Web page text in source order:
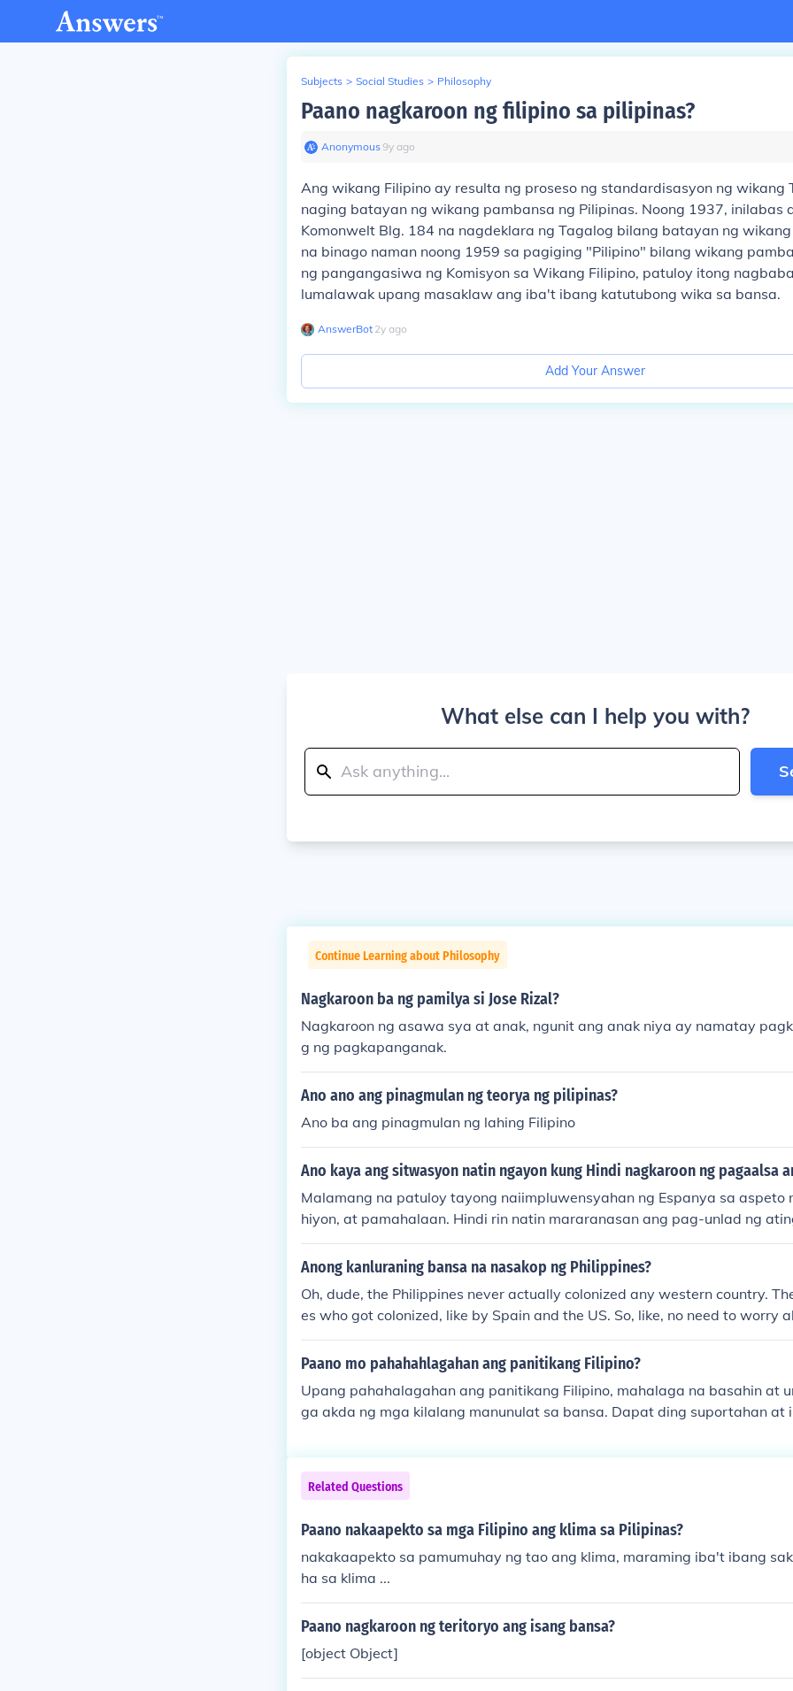
Subjects > Social Studies > Philosophy
Paano nagkaroon ng filipino sa pilipinas?
Anonymous∙9y ago
Ang wikang Filipino ay resulta ng proseso ng standardisasyon ng wikang
naging batayan ng wikang pambansa ng Pilipinas. Noong 1937, inilabas
Komonwelt Blg. 184 na nagdeklara ng Tagalog bilang batayan ng
na binago naman noong 1959 sa pagiging "Pilipino" bilang wikang
ng pangangasiwa ng Komisyon sa Wikang Filipino, patuloy itong
lumalawak upang masaklaw ang iba't ibang katutubong wika sa bansa.
AnswerBot∙ 2y ago
Add Your Answer
What else can I help you with?
Continue Learning about Philosophy
Nagkaroon ba ng pamilya si Jose Rizal?
Nagkaroon ng asawa sya at anak, ngunit ang anak niya ay namatay
g ng pagkapanganak.
Ano ano ang pinagmulan ng teorya ng pilipinas?
Ano ba ang pinagmulan ng lahing Filipino
Ano kaya ang sitwasyon natin ngayon kung Hindi nagkaroon ng pagaalsa
Malamang na patuloy tayong naiimpluwensyahan ng Espanya sa aspeto
hiyon, at pamahalaan. Hindi rin natin mararanasan ang pag-unlad ng
g identidad at paghahanap ng kalayaan mula sa dayuhang
Anong kanluraning bansa na nasakop ng Philippines?
Oh, dude, the Philippines never actually colonized any western country.
es who got colonized, like by Spain and the US. So, like, no need to worry
pines taking over any western nations, they've got their hands full with
Paano mo pahahahlagahan ang panitikang Filipino?
Upang pahahalagahan ang panitikang Filipino, mahalaga na basahin at
ga akda ng mga kilalang manunulat sa bansa. Dapat ding suportahan at
a aklat ng mga Filipino na manunulat. Makabuluhang pag-uusapan at
mga mensahe at tema na taglay ng mga akda upang mas mapalalim ang
a kahalagahan ng panitikang Pilipino sa ating identidad at kultura.
Related Questions
Paano nakaapekto sa mga Filipino ang klima sa Pilipinas?
nakakaapekto sa pamumuhay ng tao ang klima, maraming iba't ibang
ha sa klima ...
Paano nagkaroon ng teritoryo ang isang bansa?
[object Object]